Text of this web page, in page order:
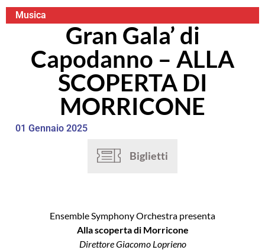
Musica
Gran Gala’ di
Capodanno – ALLA
SCOPERTA DI
MORRICONE
01 Gennaio 2025
Biglietti
Ensemble Symphony Orchestra presenta
Alla scoperta di Morricone
Direttore Giacomo Loprieno